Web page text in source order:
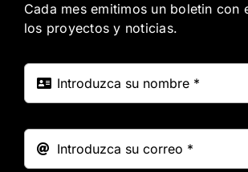
Cada mes emitimos un boletin con
los proyectos y noticias.